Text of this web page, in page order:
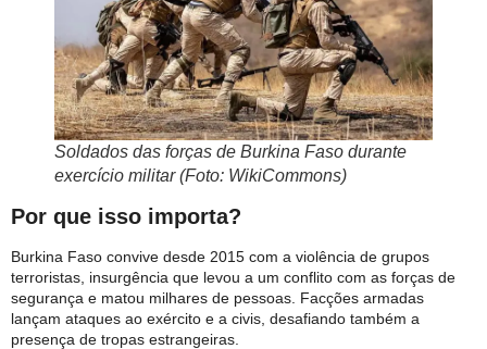
Soldados das forças de Burkina Faso durante
exercício militar (Foto: WikiCommons)
Por que isso importa?
Burkina Faso convive desde 2015 com a violência de grupos
terroristas, insurgência que levou a um conflito com as forças de
segurança e matou milhares de pessoas. Facções armadas
lançam ataques ao exército e a civis, desafiando também a
presença de tropas estrangeiras.